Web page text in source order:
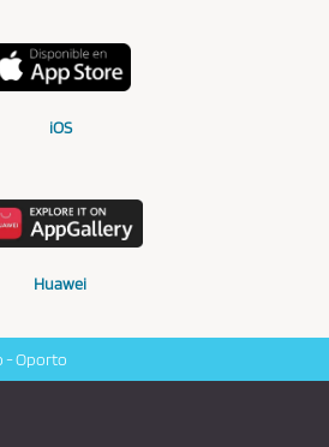
iOS
Huawei
- Oporto Alsa